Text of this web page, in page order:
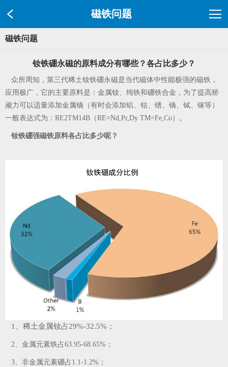
磁铁问题
磁铁问题
钕铁硼永磁的原料成分有哪些？各占比多少？
众所周知，第三代稀土钕铁硼永磁是当代磁体中性能极强的磁铁，
应用极广，它的主要原料是：金属钕、纯铁和硼铁合金，为了提高矫
顽力可以适量添加金属镝（有时会添加铝、钴、镨、镝、铽、镓等）
一般表达式为：RE2TM14B（RE=Nd,Pr,Dy TM=Fe,Co）。
钕铁硼强磁铁原料各占比多少呢？
1、稀土金属钕占29%-32.5%；
2、金属元素铁占63.95-68.65%；
3、非金属元素硼占1.1-1.2%；